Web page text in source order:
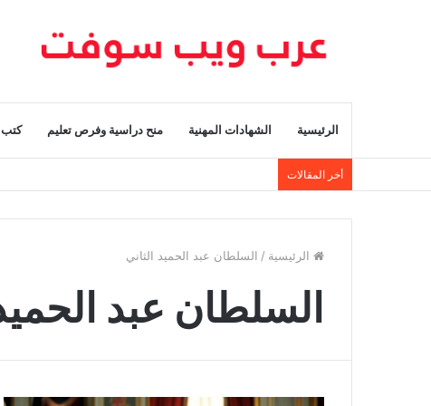
الرئيسية الشهادات المهنية منح دراسية وفرص تعليم كتب
أخر المقالات
الرئيسية / السلطان عبد الحميد الثاني
السلطان عبد